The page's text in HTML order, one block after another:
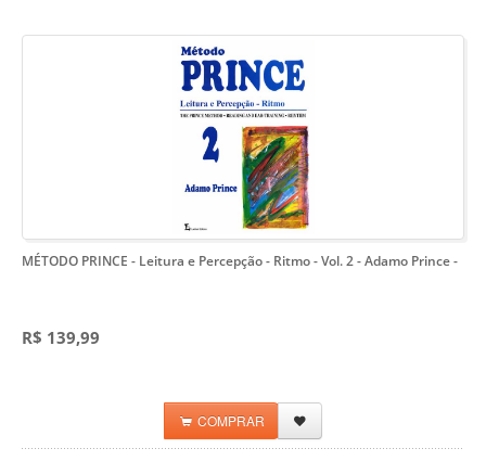
MÉTODO PRINCE - Leitura e Percepção - Ritmo - Vol. 2 - Adamo Prince-
R$ 139,99
COMPRAR